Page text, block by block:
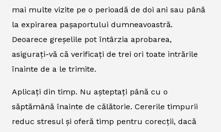
mai multe vizite pe o perioadă de doi ani sau până
la expirarea pașaportului dumneavoastră.
Deoarece greșelile pot întârzia aprobarea,
asigurați-vă că verificați de trei ori toate intrările
înainte de a le trimite.
Aplicați din timp. Nu așteptați până cu o
săptămână înainte de călătorie. Cererile timpurii
reduc stresul și oferă timp pentru corecții, dacă